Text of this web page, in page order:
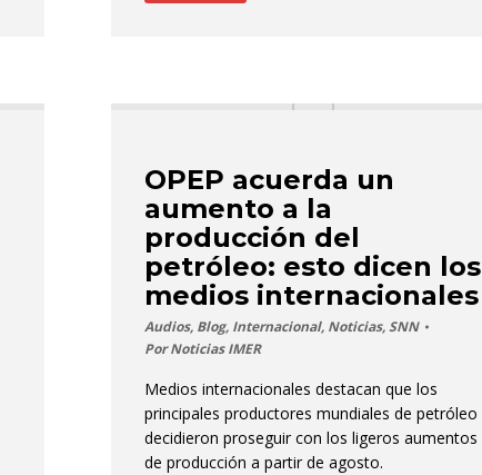
OPEP acuerda un
aumento a la
producción del
petróleo: esto dicen los
medios internacionales
Audios, Blog, Internacional, Noticias,SNN
PorNoticias IMER
Medios internacionales destacan que los
principales productores mundiales de petróleo
decidieron proseguir con los ligeros aumentos
de producción a partir de agosto.